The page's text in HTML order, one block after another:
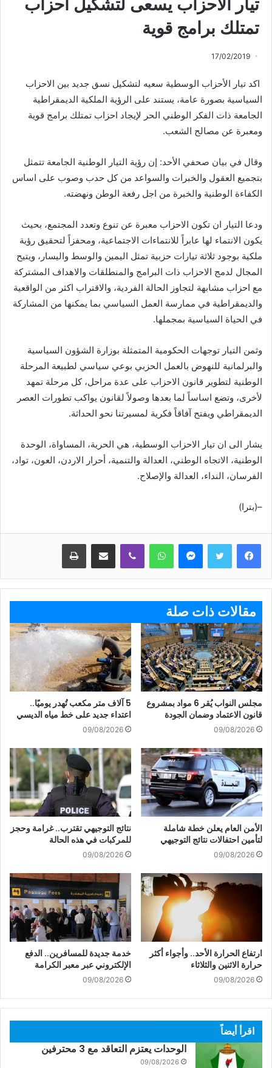
تيار الاحزاب يسعى لتشكيل احزاب
تمتلك برامج قوية
17/02/2019
اكد تيار الأحزاب الوسطية سعيه لتشكيل نسق جديد بين الاحزاب
السياسية بصورة عامة، يستند على الرؤية الملكية الديمقراطية
الجامعة ذات الفكر الوطني الحر لإيجاد احزاب تمتلك برامج قوية
ومعبرة عن مصالح الشعب.
وقال في بيان صحفي الأحد: إن رؤية التيار الوطنية الجامعة تتمثل
بتجميع العقول والخبرات والسواعد من كل حدب وصوب على اساس
الكفاءة الوطنية والخبرة من اجل رفعة الوطن ونهضته.
ودعا التيار ان تكون الاحزاب معبرة عن تنوع وتعدد المجتمع، بحيث
يكون الانتماء لها عابراً للانتماءات الاجتماعية، ومحفزاً لتحقيق رؤية
ملكية بوجود ثلاثة تيارات حزبية تمثل اليمين والوسط واليسار، ويتيح
المجال لدمج الاحزاب ذات البرامج والمنطلقات والاهداف المشتركة
مع احزاب مشابهة لتجاوز الحالة الفردية، والاقتراب اكثر من الواقعية
والديمقراطية في ممارسة العمل السياسي بما يمكنها من المشاركة
في الحياة السياسية بمجملها.
وثمن التيار توجهات الحكومية المتمثلة بوزارة الشؤون السياسية
والبرلمانية للنهوض بالعمل الحزبي بوعي سياسي لطبيعة المرحلة
الوطنية لتطوير قانون الاحزاب على عدة مراحل، كل مرحلة تمهد
لأخرى، وتضع اساساً لما بعدها وصولاً لقانون يواكب تطورات العصر
الديمقراطي ويفتح آفاقاً فكرية لمسيرتنا نحو الحداثة.
يشار الى ان تيار الاحزاب الوسطية، هي الحرية، المساواة، الوحدة
الوطنية، الاتجاه الوطني، العدالة والتنمية، أحرار الاردن، العون، تواد،
الفرسان، النداء، العدالة والإصلاح.
–(بترا)
ماسنجر واتساب ڤايبر مشاركة عبر البريد طباعة
مقالات ذات صلة
مجلس النواب يُقر 6 مواد بمشروع
قانون الاعتماد وضمان الجودة
09/08/2026
5 آلاف متر مكعب تُهدر يوميًا..
اعتداء جديد على خط مياه الديسي
09/08/2026
الأمن العام يعلن خطة شاملة
لتأمين احتفالات نتائج التوجيهي
09/08/2026
نتائج التوجيهي تقترب.. غرامة وحجز
للمركبات في هذه الحالة
09/08/2026
ارتفاع الحرارة الأحد.. وأجواء أكثر
حرارة الاثنين والثلاثاء
09/08/2026
خدمة جديدة للمسافرين.. الدفع
الإلكتروني عبر معبر الكرامة
09/08/2026
اقرأ أيضاً
الوحدات يعتزم التعاقد مع 3 محترفين
09/08/2026